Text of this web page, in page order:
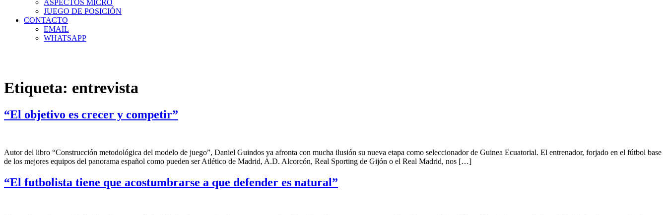
ASPECTOS MICRO
JUEGO DE POSICIÓN
CONTACTO
EMAIL
WHATSAPP
Etiqueta: entrevista
“El objetivo es crecer y competir”
Autor del libro “Construcción metodológica del modelo de juego”, Daniel Guindos ya afronta con mucha ilusión su nueva etapa como seleccionador de Guinea Ecuatorial. El entrenador, forjado en el fútbol base
de los mejores equipos del panorama español como pueden ser Atlético de Madrid, A.D. Alcorcón, Real Sporting de Gijón o el Real Madrid, nos […]
“El futbolista tiene que acostumbrarse a que defender es natural”